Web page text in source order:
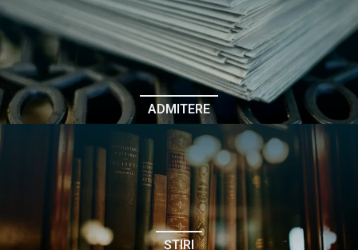
Admitere
Erasmus & Internațional
Despre Facultate
ADMITERE
ȘTIRI